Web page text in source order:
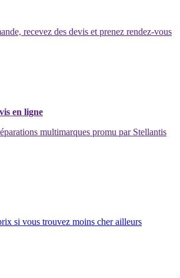
recevez des devis et prenez rendez-vous
en ligne
multimarques promu par Stellantis
si vous trouvez moins cher ailleurs